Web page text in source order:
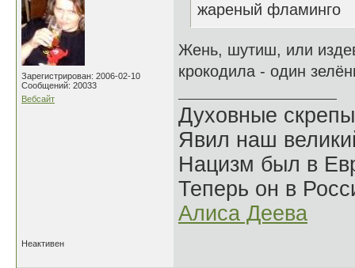
Зарегистрирован: 2006-02-10
Сообщений: 20033
Вебсайт
жареный фламинго
Жень, шутиш, или
крокодила - один
Духовные
Явил наш
Нацизм был в
Теперь он в
Алиса Деева
Неактивен